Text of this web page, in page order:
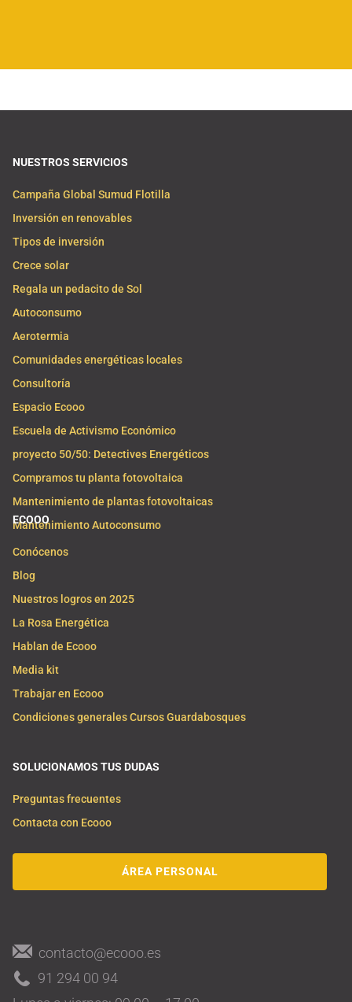
NUESTROS SERVICIOS
Campaña Global Sumud Flotilla
Inversión en renovables
Tipos de inversión
Crece solar
Regala un pedacito de Sol
Autoconsumo
Aerotermia
Comunidades energéticas locales
Consultoría
Espacio Ecooo
Escuela de Activismo Económico
proyecto 50/50: Detectives Energéticos
Compramos tu planta fotovoltaica
Mantenimiento de plantas fotovoltaicas
Mantenimiento Autoconsumo
ECOOO
Conócenos
Blog
Nuestros logros en 2025
La Rosa Energética
Hablan de Ecooo
Media kit
Trabajar en Ecooo
Condiciones generales Cursos Guardabosques
SOLUCIONAMOS TUS DUDAS
Preguntas frecuentes
Contacta con Ecooo
ÁREA PERSONAL
contacto@ecooo.es
91 294 00 94